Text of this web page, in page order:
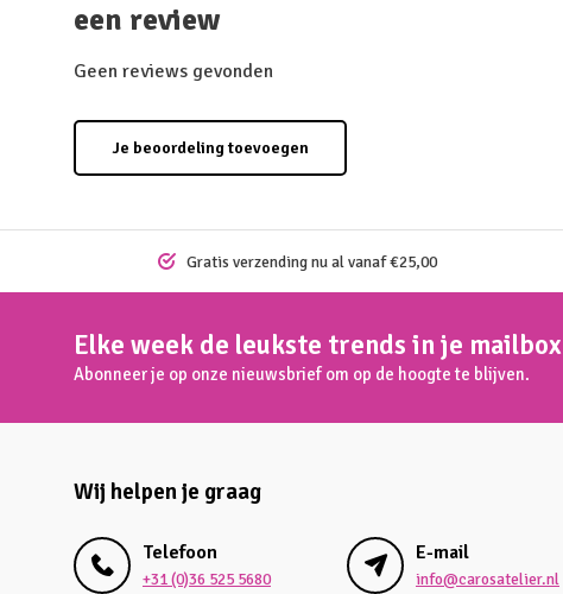
een review
Geen reviews gevonden
Je beoordeling toevoegen
Gratis verzending nu al vanaf €25,00
Elke week de leukste trends in je mailbox
Abonneer je op onze nieuwsbrief om op de hoogte te blijven.
Wij helpen je graag
Telefoon
+31 (0)36 525 5680
E-mail
info@carosatelier.nl